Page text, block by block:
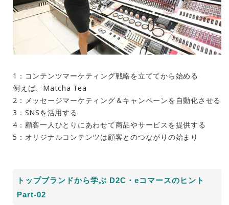
1：コンテンツマーケティング戦略を立ててから始める
例えば、Matcha Tea
2：メッセージマーケティング＆キャンペーンを自動化させる
3：SNSを活用する
4：顧客一人ひとりにあわせて商品やサービスを提供する
5：オリジナルコンテンツは顧客とのつながりの始まり
トップブランドから学ぶ D2C・eコマースのヒント
Part-02